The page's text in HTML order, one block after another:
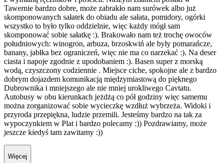
Tawernie bardzo dobre, może zabrakło nam surówek albo już
skomponowanych sałatek do obiadu ale sałata, pomidory, ogórki
wszystko to było tylko oddzielnie, więc każdy mógł sam
skomponować sobie sałatkę :). Brakowało nam też trochę owoców
południowych: winogron, arbuza, brzoskwiń ale były pomarańcze,
banany, jabłka bez ograniczeń, więc nie ma co narzekać :). Na deser
ciasta i napoje zgodnie z upodobaniem :). Basen super z morską
wodą, czyszczony codziennie . Miejsce ciche, spokojne ale z bardzo
dobrym dojazdem komunikacją międzymiastową do pięknego
Dubrownika i mniejszego ale nie mniej urokliwego Cavtatu.
Autobusy w obu kierunkach jeżdżą co pół godziny więc samemu
można zorganizować sobie wycieczkę wzdłuż wybrzeża. Widoki i
przyroda przepiękna, ludzie przemili. Jesteśmy bardzo na tak za
wypoczynkiem w Plat i bardzo polecamy :)) Pozdrawiamy, może
jeszcze kiedyś tam zawitamy :))
Więcej